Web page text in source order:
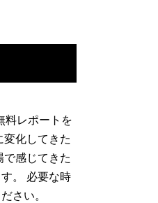
料レポートを
変化してきた
で感じてきた
。 必要な時
さい。